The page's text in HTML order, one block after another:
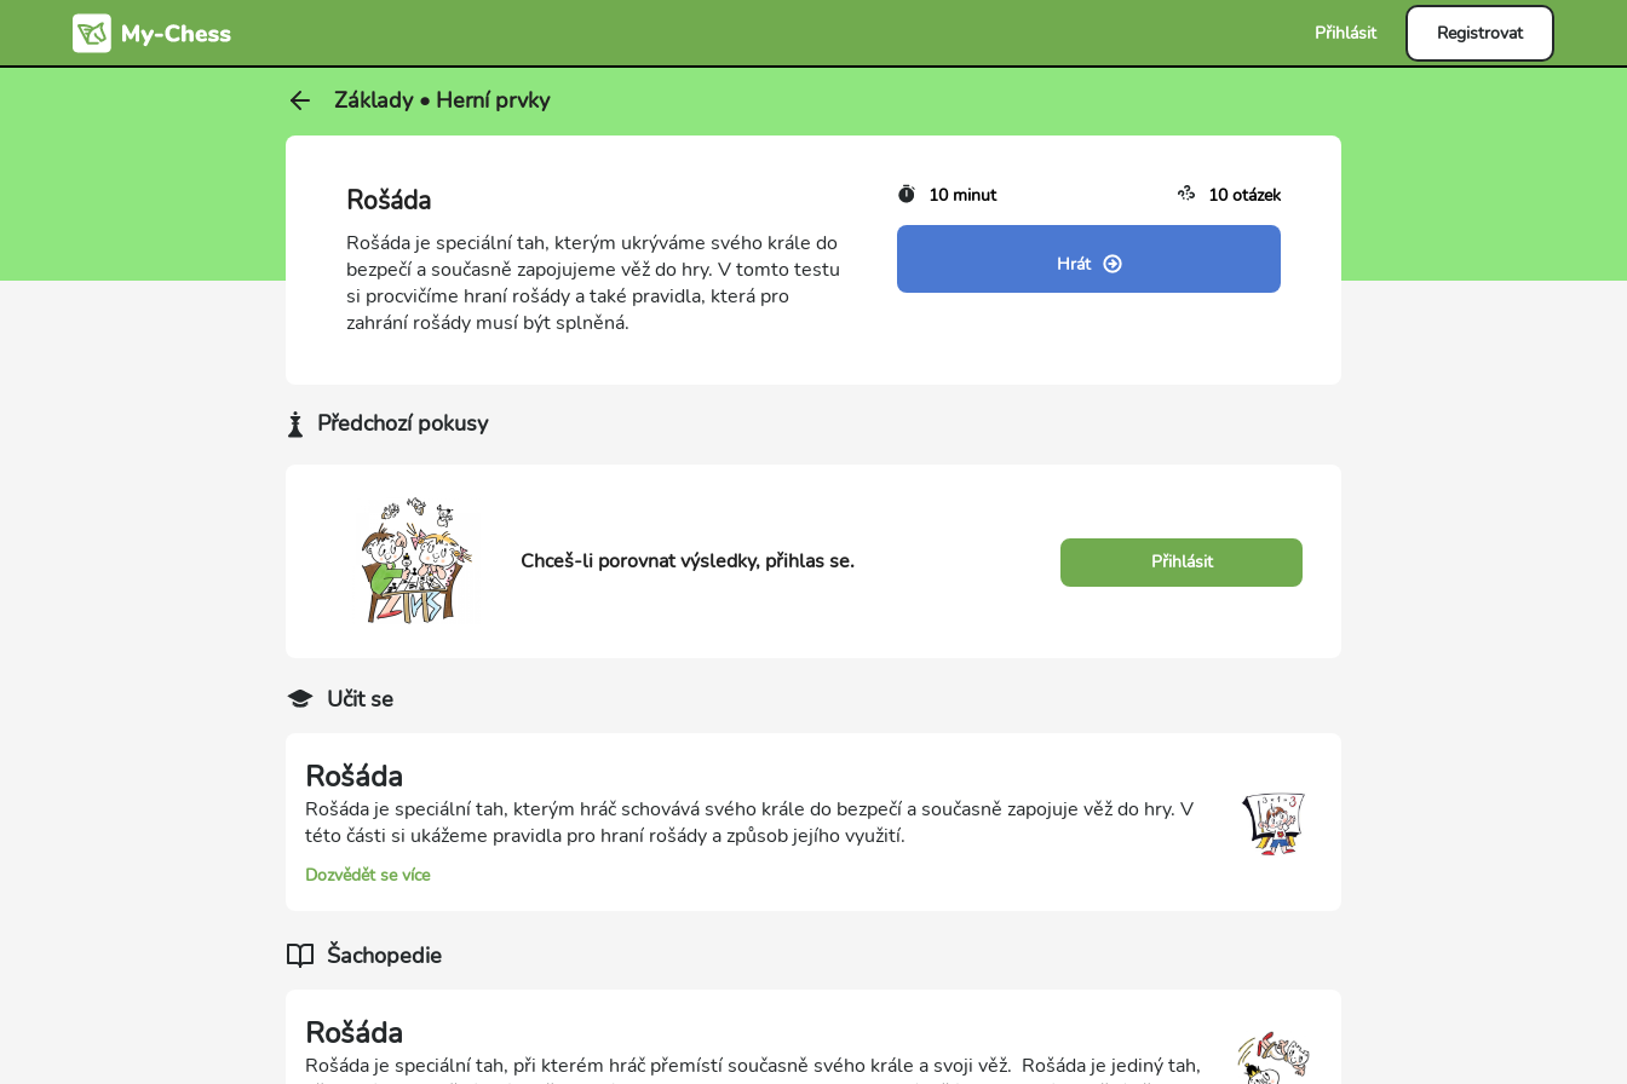
Přihlásit Registrovat
Základy • Herní prvky
Rošáda
Rošáda je speciální tah, kterým ukrýváme svého krále do
bezpečí a současně zapojujeme věž do hry. V tomto testu
si procvičíme hraní rošády a také pravidla, která pro
zahrání rošády musí být splněná.
10 minut 10 otázek
Hrát
Předchozí pokusy
Chceš-li porovnat výsledky, přihlas se. Přihlásit
Učit se
Rošáda
Rošáda je speciální tah, kterým hráč schovává svého krále do bezpečí a současně zapojuje věž do hry. V
této části si ukážeme pravidla pro hraní rošády a způsob jejího využití.
Dozvědět se více
Šachopedie
Rošáda
Rošáda je speciální tah, při kterém hráč přemístí současně svého krále a svoji věž. Rošáda je jediný tah,